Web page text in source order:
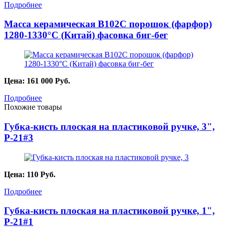
Подробнее
Масса керамическая B102C порошок (фарфор)
1280-1330°С (Китай) фасовка биг-бег
Цена: 161 000 Руб.
Подробнее
Похожие товары
Губка-кисть плоская на пластиковой ручке, 3",
P-21#3
Цена: 110 Руб.
Подробнее
Губка-кисть плоская на пластиковой ручке, 1",
P-21#1